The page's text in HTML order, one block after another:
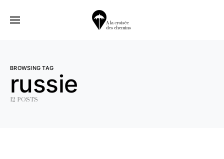
BROWSING TAG
russie
12 POSTS